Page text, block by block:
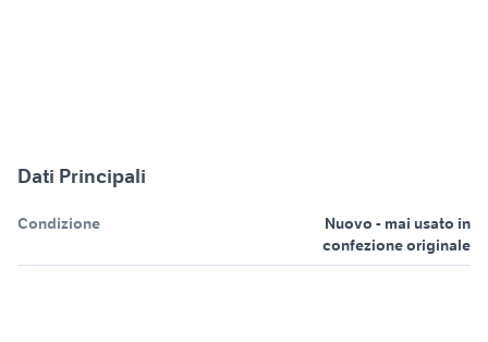
Dati Principali
Condizione
Nuovo - mai usato in
confezione originale